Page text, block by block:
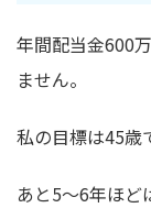
年間配当金600
ません。
私の目標は45歳
あと5～6年ほど